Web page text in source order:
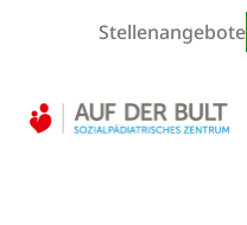
Stellenangebote